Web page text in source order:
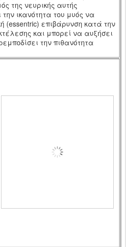
της νευρικής αυτής
την ικανότητα του μυός να
(essentric) επιβάρυνση κατά την
και μπορεί να αυξήσει
την πιθανότητα